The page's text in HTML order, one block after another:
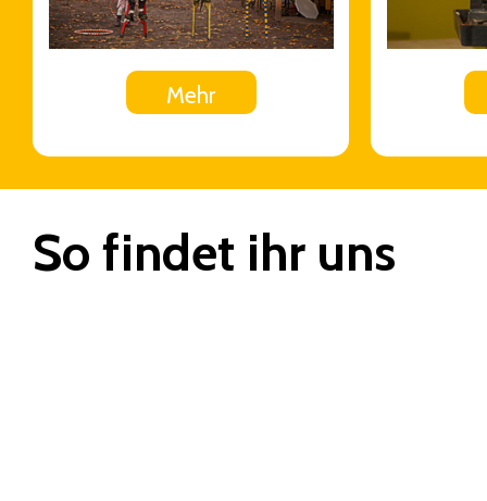
Mehr
So findet ihr uns